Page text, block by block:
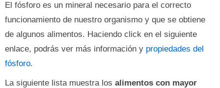
El fósforo es un mineral necesario para el correcto
funcionamiento de nuestro organismo y que se obtiene
de algunos alimentos. Haciendo click en el siguiente
enlace, podrás ver más información y propiedades del
fósforo.
La siguiente lista muestra los alimentos con mayor